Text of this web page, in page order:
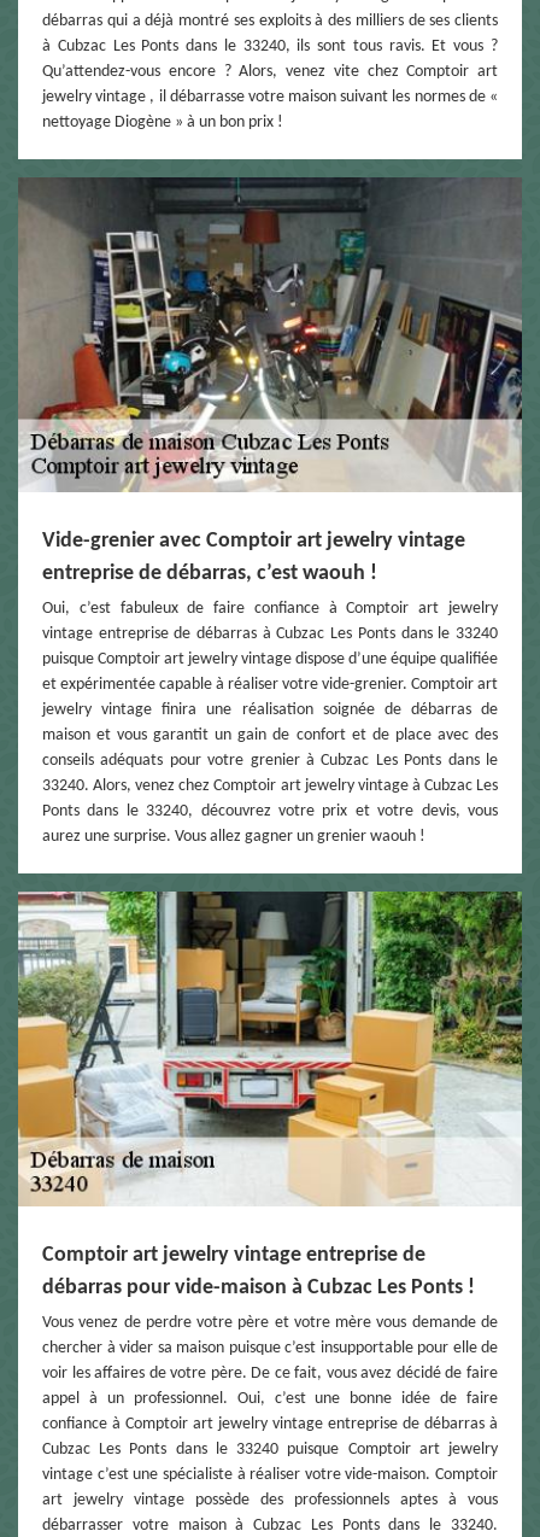
débarras qui a déjà montré ses exploits à des milliers de ses clients
à Cubzac Les Ponts dans le 33240, ils sont tous ravis. Et vous ?
Qu’attendez-vous encore ? Alors, venez vite chez Comptoir art
jewelry vintage , il débarrasse votre maison suivant les normes de «
nettoyage Diogène » à un bon prix !
Vide-grenier avec Comptoir art jewelry vintage
entreprise de débarras, c’est waouh !
Oui, c’est fabuleux de faire confiance à Comptoir art jewelry
vintage entreprise de débarras à Cubzac Les Ponts dans le 33240
puisque Comptoir art jewelry vintage dispose d’une équipe qualifiée
et expérimentée capable à réaliser votre vide-grenier. Comptoir art
jewelry vintage finira une réalisation soignée de débarras de
maison et vous garantit un gain de confort et de place avec des
conseils adéquats pour votre grenier à Cubzac Les Ponts dans le
33240. Alors, venez chez Comptoir art jewelry vintage à Cubzac Les
Ponts dans le 33240, découvrez votre prix et votre devis, vous
aurez une surprise. Vous allez gagner un grenier waouh !
Comptoir art jewelry vintage entreprise de
débarras pour vide-maison à Cubzac Les Ponts !
Vous venez de perdre votre père et votre mère vous demande de
chercher à vider sa maison puisque c’est insupportable pour elle de
voir les affaires de votre père. De ce fait, vous avez décidé de faire
appel à un professionnel. Oui, c’est une bonne idée de faire
confiance à Comptoir art jewelry vintage entreprise de débarras à
Cubzac Les Ponts dans le 33240 puisque Comptoir art jewelry
vintage c’est une spécialiste à réaliser votre vide-maison. Comptoir
art jewelry vintage possède des professionnels aptes à vous
débarrasser votre maison à Cubzac Les Ponts dans le 33240.